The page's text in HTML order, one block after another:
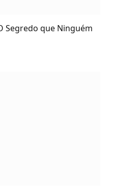
Segredo que Ninguém